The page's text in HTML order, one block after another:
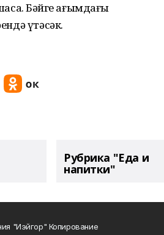
Бәйге ағымдағы
үтәсәк.
Рубрика "Еда и
напитки"
"Иэйгор" Копирование